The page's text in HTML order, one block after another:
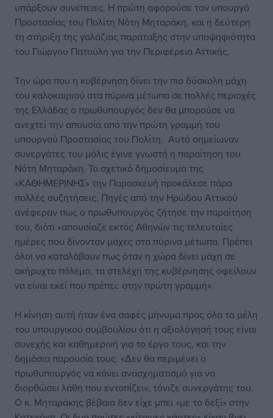
υπάρξουν συνέπειες. Η πρώτη αφορούσε τον υπουργό
Προστασίας του Πολίτη Νότη Μηταράκη, και η δεύτερη
τη στήριξη της γαλάζιας παράταξης στην υποψηφιότητα
του Γιώργου Πατούλη για την Περιφέρεια Αττικής.
Την ώρα που η κυβέρνηση δίνει την πιο δύσκολη μάχη
του καλοκαιριού στα πύρινα μέτωπα σε πολλές περιοχές
της Ελλάδας ο πρωθυπουργός δεν θα μπορούσε να
ανεχτεί την απουσία από την πρώτη γραμμή του
υπουργού Προστασίας του Πολίτη. Αυτό σημείωναν
συνεργάτες του μόλις έγινε γνωστή η παραίτηση του
Νότη Μηταράκη. Το σχετικό δημοσίευμα της
«ΚΑΘΗΜΕΡΙΝΗΣ» την Παρασκευή προκάλεσε πάρα
πολλές συζητήσεις. Πηγές από την Ηρώδου Αττικού
ανέφεραν πως ο πρωθυπουργός ζήτησε την παραίτηση
του, διότι «απουσίαζε εκτός Αθηνών τις τελευταίες
ημέρες που δίνονταν μάχες στα πύρινα μέτωπα. Πρέπει
όλοι να καταλάβουν πως όταν η χώρα δίνει μάχη σε
ακήρυχτο πόλεμο, τα στελέχη της κυβέρνησης οφείλουν
να είναι εκεί που πρέπει: στην πρώτη γραμμή».
Η κίνηση αυτή ήταν ένα σαφές μήνυμα προς όλα τα μέλη
του υπουργικού συμβουλίου ότι η αξιολόγησή τους είναι
συνεχής και καθημερινή για το έργο τους, και την
δημόσια παρουσία τους. «Δεν θα περιμένει ο
πρωθυπουργός να κάνει ανασχηματισμό για να
διορθώσει λάθη που εντοπίζει», τόνιζε συνεργάτης του.
Ο κ. Μηταράκης βέβαια δεν είχε μπει «με το δεξί» στην